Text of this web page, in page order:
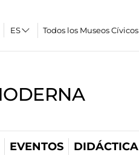
Todos los Museos Cívicos
EVENTOS DIDÁCTICA